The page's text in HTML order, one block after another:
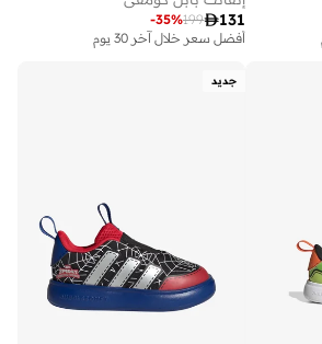
131
199
-35%
أفضل سعر خلال آخر 30 يوم
جديد